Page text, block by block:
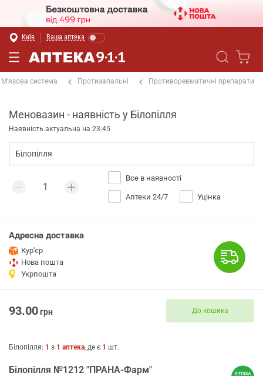
Київ Ваша аптека
М'язова система Протизапальні Противоревматичні препарати
Меновазин - наявність у Білопілля
Наявність актуальна на 23:45
Все в наявності
Аптеки 24/7 Уцінка
Адресна доставка
Кур'єр
Нова пошта
Укрпошта
93.00грн До кошика
Білопілля: 1 з 1 аптека, де є 1 шт.
Білопілля №1212 "ПРАНА-Фарм"